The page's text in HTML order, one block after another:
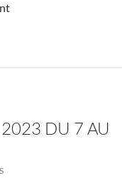
2023 DU 7 AU